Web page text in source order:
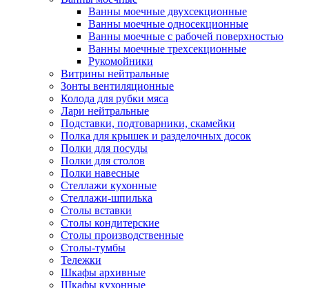
Ванны моечные двухсекционные
Ванны моечные односекционные
Ванны моечные с рабочей поверхностью
Ванны моечные трехсекционные
Рукомойники
Витрины нейтральные
Зонты вентиляционные
Колода для рубки мяса
Лари нейтральные
Подставки, подтоварники, скамейки
Полка для крышек и разделочных досок
Полки для посуды
Полки для столов
Полки навесные
Стеллажи кухонные
Стеллажи-шпилька
Столы вставки
Столы кондитерские
Столы производственные
Столы-тумбы
Тележки
Шкафы архивные
Шкафы кухонные